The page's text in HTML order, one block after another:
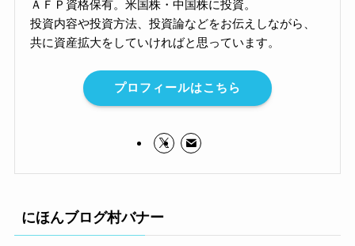
ＡＦＰ資格保有。米国株・中国株に投資。
投資内容や投資方法、投資論などをお伝えしながら、
共に資産拡大をしていければと思っています。
プロフィールはこちら
にほんブログ村バナー